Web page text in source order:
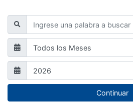
Continuar